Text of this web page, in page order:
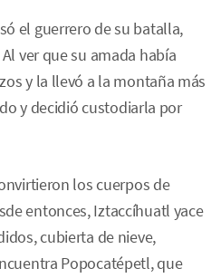
el guerrero de su batalla,
ver que su amada había
y la llevó a la montaña más
y decidió custodiarla por
los cuerpos de
entonces, Iztaccíhuatl yace
cubierta de nieve,
Popocatépetl, que